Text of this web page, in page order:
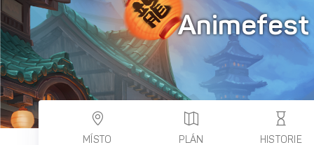
MÍSTO
PLÁN
HISTORIE